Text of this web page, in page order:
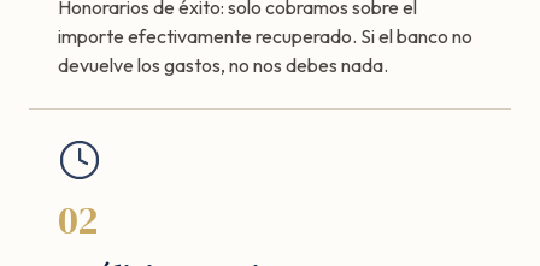
Honorarios de éxito: solo cobramos sobre el
importe efectivamente recuperado. Si el banco no
devuelve los gastos, no nos debes nada.
02